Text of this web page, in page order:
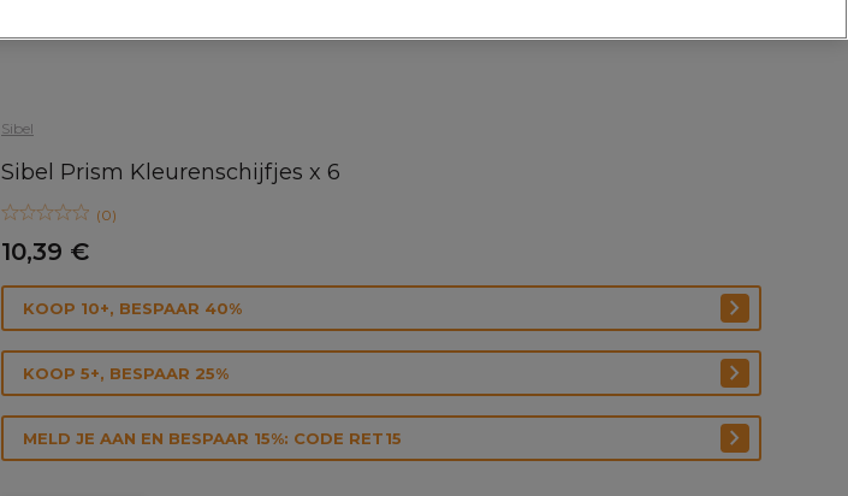
Sibel
Sibel Prism Kleurenschijfjes x 6
(0)
10,39 €
KOOP 10+, BESPAAR 40%
KOOP 5+, BESPAAR 25%
MELD JE AAN EN BESPAAR 15%: CODE RET15